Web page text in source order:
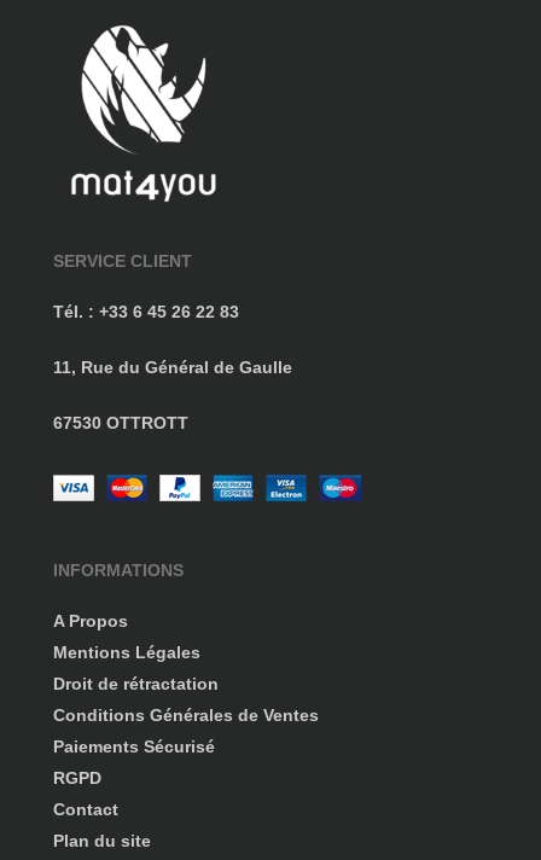
SERVICE CLIENT
Tél. : +33 6 45 26 22 83
11, Rue du Général de Gaulle
67530 OTTROTT
INFORMATIONS
A Propos
Mentions Légales
Droit de rétractation
Conditions Générales de Ventes
Paiements Sécurisé
RGPD
Contact
Plan du site